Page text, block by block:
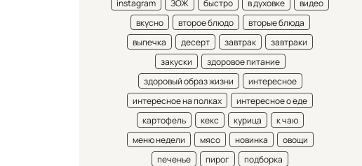
instagram ЗОЖ быстро в духовке
видео
вкусно
второе блюдо
вторые блюда
выпечка
десерт завтрак
завтраки
закуски
здоровое питание
здоровый образ жизни
интересное
интересное на полках
интересное о еде
картофель
кекс курица
к чаю
меню недели
мясо новинка
овощи
печенье
пирог
подборка